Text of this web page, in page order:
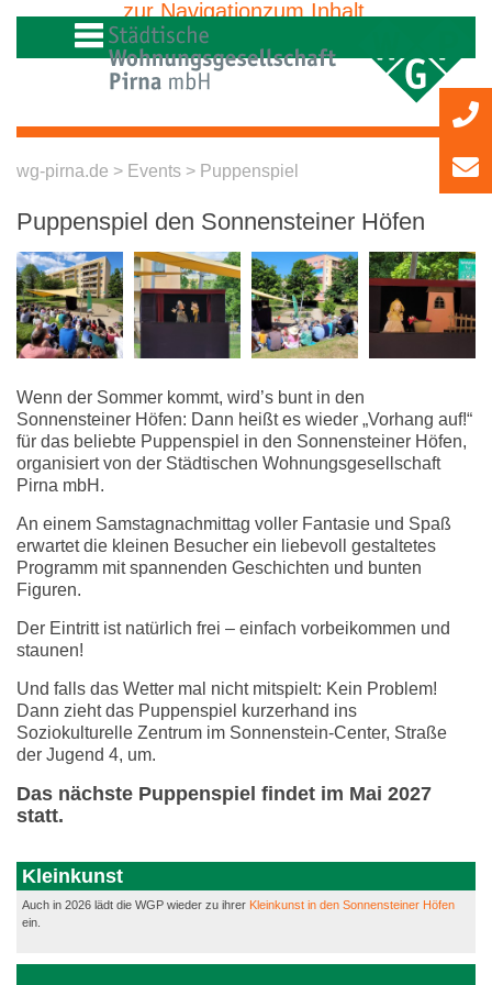
zur Navigation
»
zum Inhalt
wg-pirna.de > Events > Puppenspiel
Puppenspiel den Sonnensteiner Höfen
Wenn der Sommer kommt, wird’s bunt in den
Sonnensteiner Höfen: Dann heißt es wieder „Vorhang auf!“
für das beliebte Puppenspiel in den Sonnensteiner Höfen,
organisiert von der Städtischen Wohnungsgesellschaft
Pirna mbH.
An einem Samstagnachmittag voller Fantasie und Spaß
erwartet die kleinen Besucher ein liebevoll gestaltetes
Programm mit spannenden Geschichten und bunten
Figuren.
Der Eintritt ist natürlich frei – einfach vorbeikommen und
staunen!
Und falls das Wetter mal nicht mitspielt: Kein Problem!
Dann zieht das Puppenspiel kurzerhand ins
Soziokulturelle Zentrum im Sonnenstein-Center, Straße
der Jugend 4, um.
Das nächste Puppenspiel findet im Mai 2027
statt.
Kleinkunst
Auch in 2026 lädt die WGP wieder zu ihrer Kleinkunst in den Sonnensteiner Höfen
ein.